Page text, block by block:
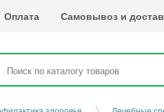
Оплата Самовывоз и